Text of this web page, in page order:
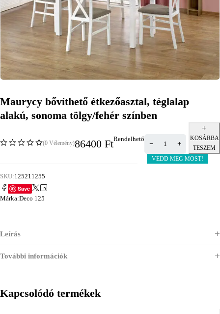
Maurycy bővíthető étkezőasztal, téglalap
alakú, sonoma tölgy/fehér színben
(0 Vélemény)86400 FtRendelhető
KOSÁRBA
TESZEM
VEDD MEG MOST!
SKU:125211255
Save
Márka:Deco 125
Leírás
További információk
Kapcsolódó termékek